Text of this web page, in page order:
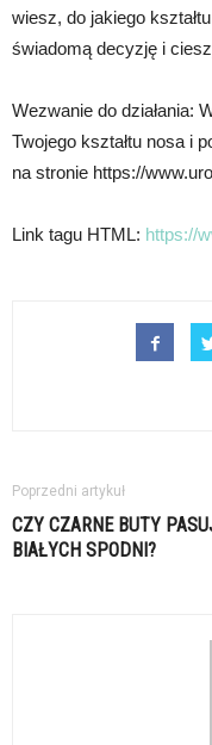
wiesz, do jakiego
świadomą decyzję i
Wezwanie do działania:
Twojego kształtu nosa i
na stronie https://
Link tagu HTML: https://
Poprzedni artykuł
CZY CZARNE BUTY
BIAŁYCH SPODNI?